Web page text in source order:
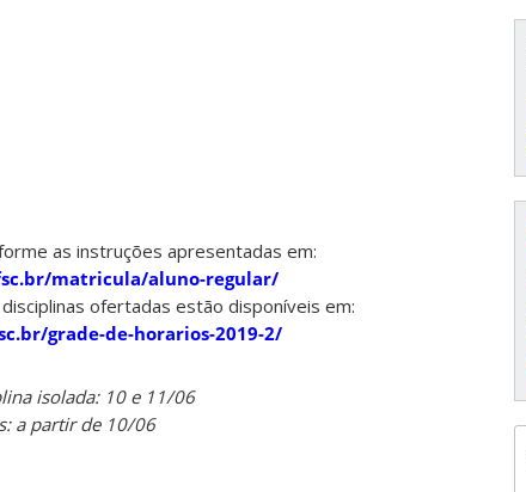
as instruções apresentadas em:
matricula/aluno-regular/
ofertadas estão disponíveis em:
grade-de-horarios-2019-2/
isolada: 10 e 11/06
a partir de 10/06